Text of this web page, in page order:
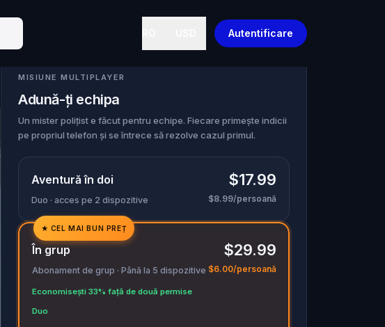
Autentificare
MISIUNE MULTIPLAYER
Adună-ți echipa
Un mister polițist e făcut pentru echipe. Fiecare primește indicii
pe propriul telefon și se întrece să rezolve cazul primul.
Aventură în doi
Duo · acces pe 2 dispozitive
$17.99
$8.99/persoană
✓
✓
★ CEL MAI BUN PREȚ
În grup
Abonament de grup · Până la 5 dispozitive
Economisești 33% față de două permise
Duo
$29.99
$6.00/persoană